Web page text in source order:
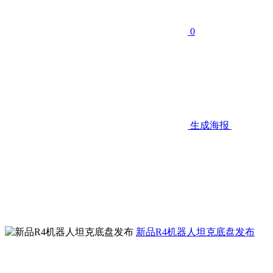
0
生成海报
新品R4机器人坦克底盘发布